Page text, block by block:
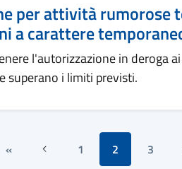
per attività rumorose
a carattere
l'autorizzazione in deroga
superano i limiti previsti.
« Precedente
1 2 3